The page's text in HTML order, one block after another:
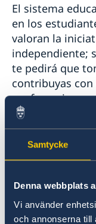
Samtycke
Denna webbplats
Vi använder
och annonserna till
El sistema
en los
valoran la
independiente;
te pedirá que
contribuyas
conferencias,
grupales. Esto
desarrollar tus
cultivarte
necesitas
de residencia